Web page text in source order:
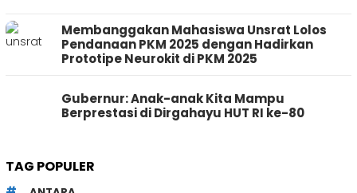
Membanggakan Mahasiswa Unsrat Lolos
Pendanaan PKM 2025 dengan Hadirkan
Prototipe Neurokit di PKM 2025
Gubernur: Anak-anak Kita Mampu
Berprestasi di Dirgahayu HUT RI ke-80
TAG POPULER